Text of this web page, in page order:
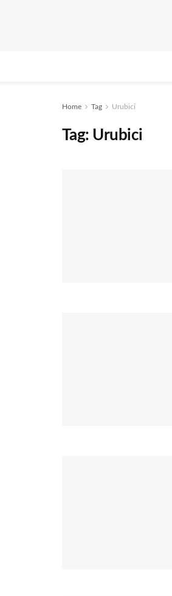
Home Tag Urubici
Tag: Urubici